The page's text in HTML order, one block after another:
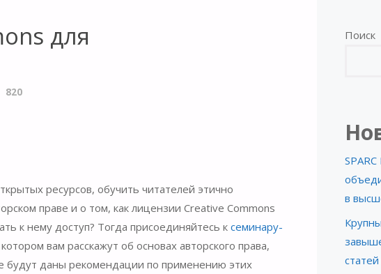
для
820
ресурсов, обучить читателей этично
праве и о том, как лицензии Creative Commons
к нему доступ? Тогда присоединяйтесь к семинару-
вам расскажут об основах авторского права,
будут даны рекомендации по применению этих
Поиск
в